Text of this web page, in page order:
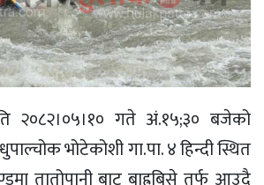
२०८२।०५।१० गते अं.१५;३० बजेको
भोटेकोशी गा.पा. ४ हिन्दी स्थित